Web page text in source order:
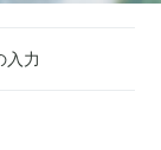
入力